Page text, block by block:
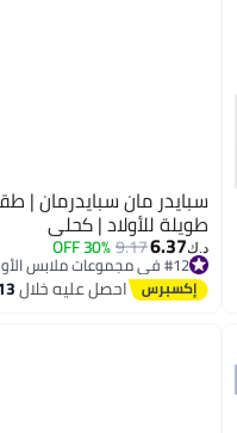
سبايدر مان سبايدرمان |
طويلة للأولاد | كحلي
د.ك‏6.37
9.17
30% OFF
#12 في مجموعات ملابس الأولاد
#12 في مجموعات ملابس الأولاد احصل عليه خلال13 - 14